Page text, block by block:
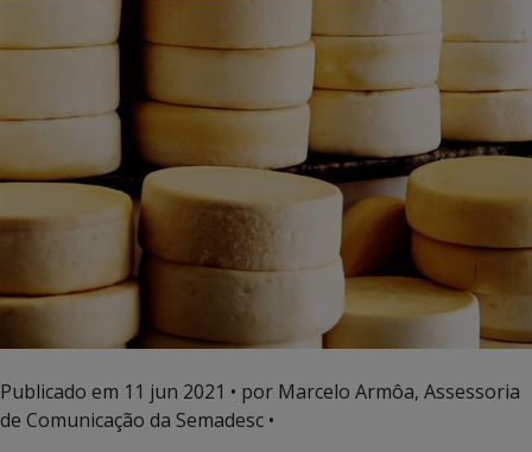
Publicado em 11 jun 2021 • por Marcelo Armôa, Assessoria
de Comunicação da Semadesc •